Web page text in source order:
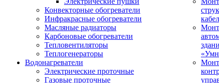
Конвекторные обогреватели
Инфракрасные обогреватели
Масляные радиаторы
Карбоновые обогреватели
Тепловентиляторы
Теплогенераторы
Водонагреватели
Электрические проточные
Газовые проточные